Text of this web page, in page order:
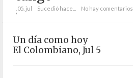
;05. jul Sucedió hace... No hay comentarios
Un día como hoy
El Colombiano, Jul 5